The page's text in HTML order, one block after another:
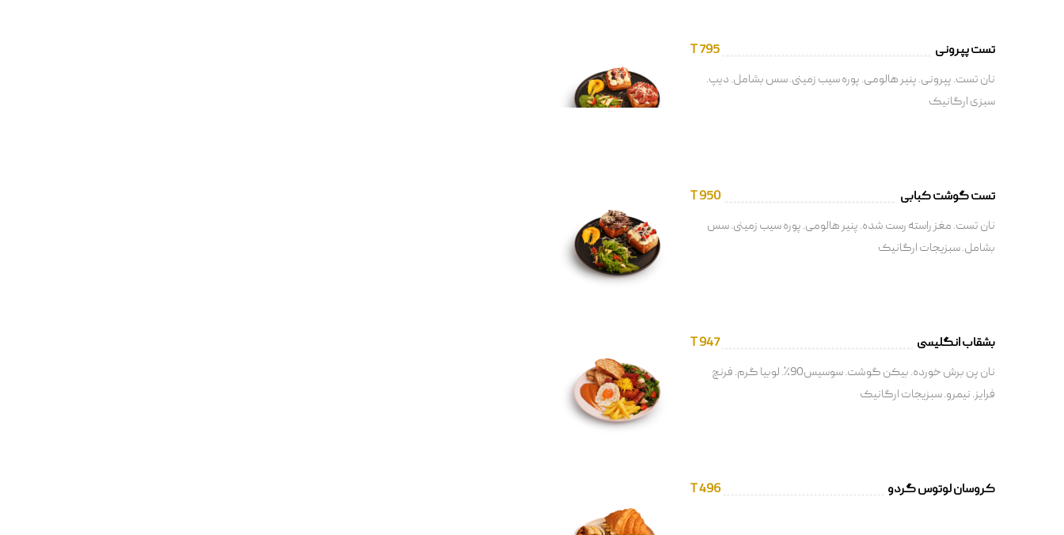
تست پپرونی
T 795
نان تست. پپرونی. پنیر هالومی. پوره سیب زمینی. سس بشامل. دیپ.
سبزی ارگانیک
تست گوشت کبابی
T 950
نان تست. مغز راسته رست شده. پنیر هالومی. پوره سیب زمینی. سس
بشامل. سبزیجات ارگانیک
بشقاب انگلیسی
T 947
نان پن برش خورده. بیکن گوشت. سوسیس90٪. لوبیا گرم. فرنچ
فرایز. نیمرو. سبزیجات ارگانیک
کروسان لوتوس گردو T 496